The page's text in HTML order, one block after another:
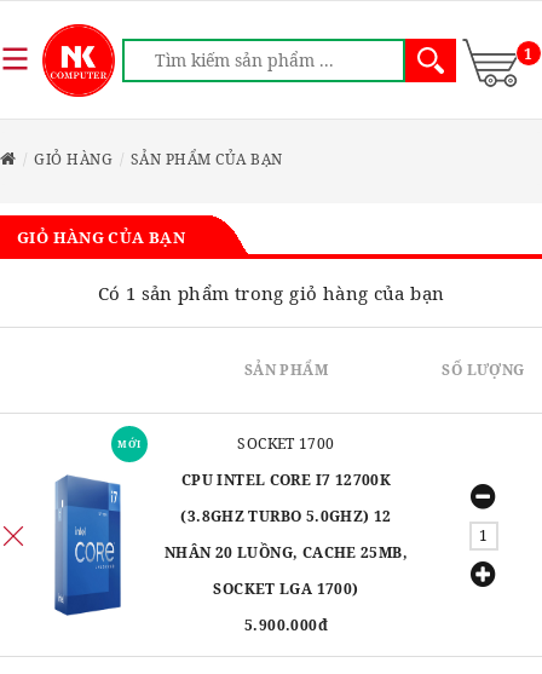
1
GIỎ HÀNG SẢN PHẨM CỦA BẠN
GIỎ HÀNG CỦA BẠN
Có 1 sản phẩm trong giỏ hàng của bạn
SẢN PHẨM SỐ LƯỢNG
MỚI
SOCKET 1700
CPU INTEL CORE I7 12700K
(3.8GHZ TURBO 5.0GHZ) 12
NHÂN 20 LUỒNG, CACHE 25MB,
SOCKET LGA 1700)
5.900.000đ